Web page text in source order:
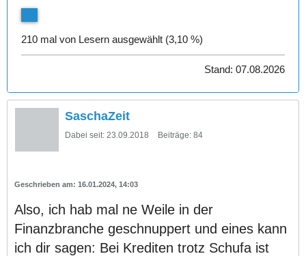
210 mal von Lesern ausgewählt (3,10 %)
Stand: 07.08.2026
SaschaZeit
Dabei seit: 23.09.2018 Beiträge: 84
16.01.2024, 14:03
Also, ich hab mal ne Weile in der
Finanzbranche geschnuppert und eines kann
ich dir sagen: Bei Krediten trotz Schufa ist